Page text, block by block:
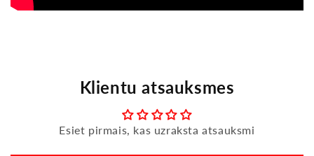
Klientu atsauksmes
Esiet pirmais, kas uzraksta atsauksmi